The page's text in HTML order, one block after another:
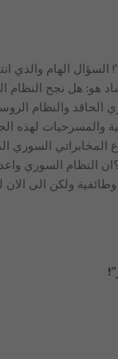
الهام والذي
هو: هل نجح النظام
الحاقد والنظام
والمسرحيات لهذه
المخابراتي السوري
النظام السوري
ولكن الى الان